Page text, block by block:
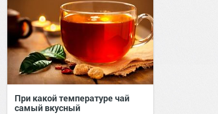
При какой температуре чай
самый вкусный